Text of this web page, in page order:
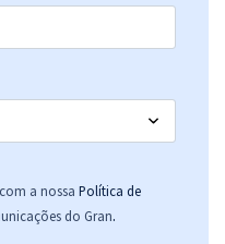
a nossa Política de
do Gran.